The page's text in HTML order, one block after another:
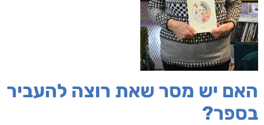
האם יש מסר שאת רוצה להעביר
בספר?